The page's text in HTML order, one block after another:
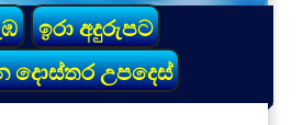
ඉරා අදුරුපට
දොස්තර උපදෙස්